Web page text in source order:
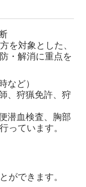
を対象とした、
・解消に重点を
など）
、狩猟免許、狩
潜血検査、胸部
っています。
ができます。